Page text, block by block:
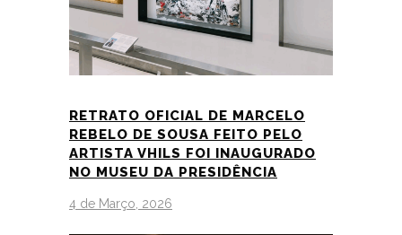
RETRATO OFICIAL DE MARCELO
REBELO DE SOUSA FEITO PELO
ARTISTA VHILS FOI INAUGURADO
NO MUSEU DA PRESIDÊNCIA
4 de Março, 2026